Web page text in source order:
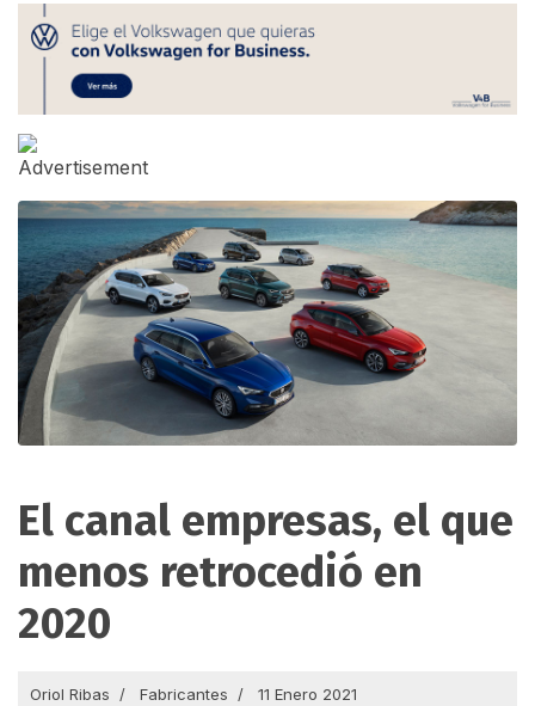
El canal empresas, el que
menos retrocedió en
2020
Oriol Ribas Fabricantes
11 Enero 2021